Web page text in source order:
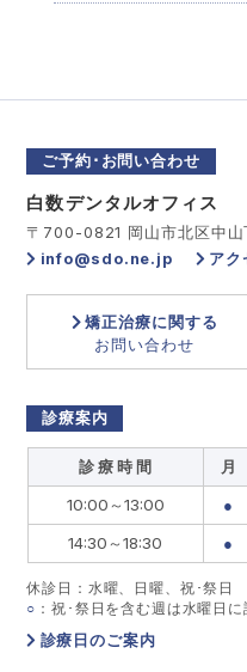
ご予約･お問い合わせ
白数デンタルオフィス
〒700-0821 岡山市北区中
info@sdo.ne.jp
アク
矯正治療に関する
お問い合わせ
診療案内
診 療 時 間 月
10:00～13:00
●
14:30～18:30
●
休診日：水曜、日曜、祝･祭日
○ ：祝･祭日を含む週は水曜日に
診療日のご案内